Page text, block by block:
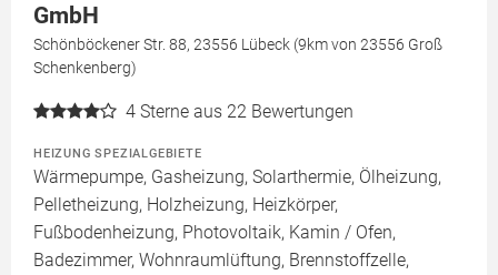
GmbH
Schönböckener Str. 88, 23556 Lübeck (9km von 23556 Groß
Schenkenberg)
4 Sterne aus 22 Bewertungen
HEIZUNG SPEZIALGEBIETE
Wärmepumpe, Gasheizung, Solarthermie, Ölheizung,
Pelletheizung, Holzheizung, Heizkörper,
Fußbodenheizung, Photovoltaik, Kamin / Ofen,
Badezimmer, Wohnraumlüftung, Brennstoffzelle,